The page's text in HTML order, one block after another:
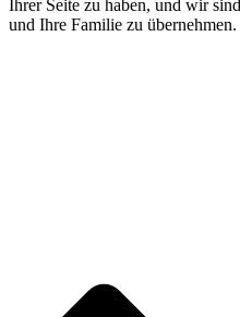
Ihrer Seite zu haben, und wir
und Ihre Familie zu übernehmen.